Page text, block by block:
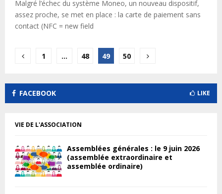
Malgré l’échec du système Moneo, un nouveau dispositif,
assez proche, se met en place : la carte de paiement sans
contact (NFC = new field
Pagination
publications
1 … 48 49 50
FACEBOOK LIKE
VIE DE L'ASSOCIATION
Assemblées générales : le 9 juin 2026
(assemblée extraordinaire et
assemblée ordinaire)